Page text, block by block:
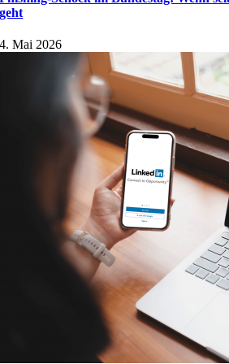
geht
4. Mai 2026